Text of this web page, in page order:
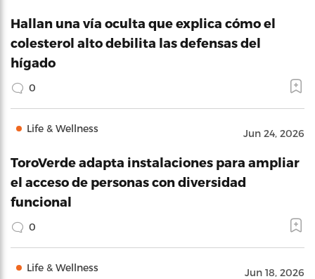
Hallan una vía oculta que explica cómo el
colesterol alto debilita las defensas del
hígado
0
Life & Wellness Jun 24, 2026
ToroVerde adapta instalaciones para ampliar
el acceso de personas con diversidad
funcional
0
Life & Wellness Jun 18, 2026